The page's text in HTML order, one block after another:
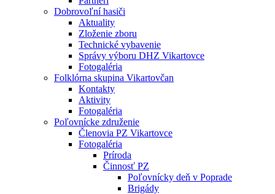
Dobrovoľní hasiči
Aktuality
Zloženie zboru
Technické vybavenie
Správy výboru DHZ Vikartovce
Fotogaléria
Folklórna skupina Vikartovčan
Kontakty
Aktivity
Fotogaléria
Poľovnícke združenie
Členovia PZ Vikartovce
Fotogaléria
Príroda
Činnosť PZ
Poľovnícky deň v Poprade
Brigády